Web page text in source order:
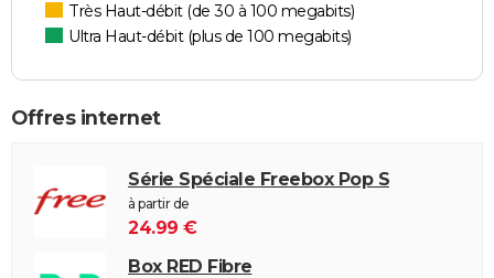
Très Haut-débit (de 30 à 100 megabits)
Ultra Haut-débit (plus de 100 megabits)
Offres internet
Série Spéciale Freebox Pop S
à partir de
24.99 €
Box RED Fibre